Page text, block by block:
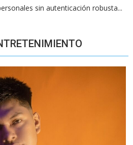
sin autenticación robusta...